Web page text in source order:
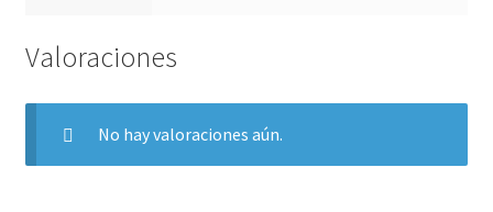
Valoraciones
No hay valoraciones aún.